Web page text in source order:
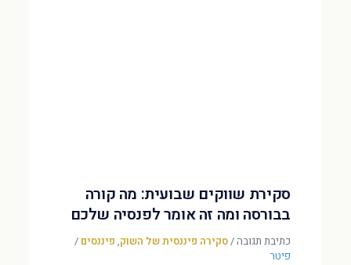
סקירת שווקים שבועית: מה קורה
בבורסה ומה זה אומר לפנסיה שלכם
כתיבת תגובה/סקירה פיננסית של השוק, פיננסים /
פיטר